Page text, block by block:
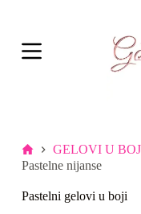
p
n
PočetnaGELOVI U
Pastelne nijanse
Pastelni gelovi u boji